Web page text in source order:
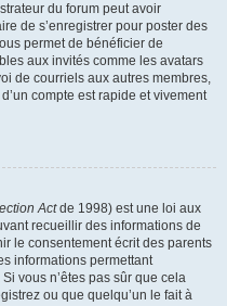
du forum peut avoir
de s’enregistrer pour poster des
permet de bénéficier de
aux invités comme les avatars
de courriels aux autres membres,
compte est rapide et vivement
Actde 1998) est une loi aux
recueillir des informations de
le consentement écrit des parents
informations permettant
vous n’êtes pas sûr que cela
ou que quelqu’un le fait à